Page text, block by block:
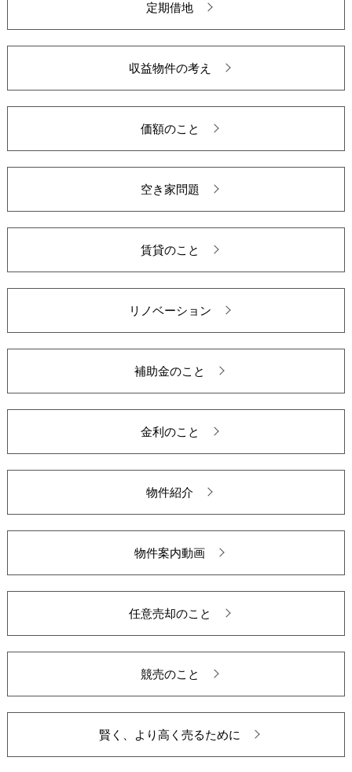
定期借地
収益物件の考え
価額のこと
空き家問題
賃貸のこと
リノベーション
補助金のこと
金利のこと
物件紹介
物件案内動画
任意売却のこと
競売のこと
賢く、より高く売るために